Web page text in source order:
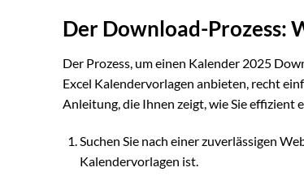
Der Download-Prozess:
Der Prozess, um einen Kalender 2025
Excel Kalendervorlagen anbieten, recht
Anleitung, die Ihnen zeigt, wie Sie effizient
Suchen Sie nach einer zuverlässigen
Kalendervorlagen ist.